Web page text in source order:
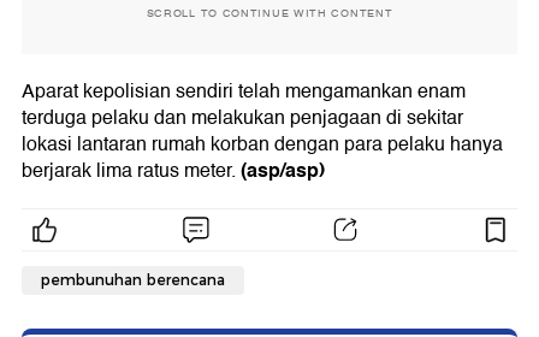
SCROLL TO CONTINUE WITH CONTENT
Aparat kepolisian sendiri telah mengamankan enam
terduga pelaku dan melakukan penjagaan di sekitar
lokasi lantaran rumah korban dengan para pelaku hanya
berjarak lima ratus meter.(asp/asp)
pembunuhan berencana